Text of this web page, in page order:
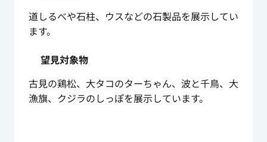
道しるべや石柱、ウスなどの石製品を展示してい
ます。
望見対象物
古見の鶏松、大タコのターちゃん、波と千鳥、大
漁旗、クジラのしっぽを展示しています。